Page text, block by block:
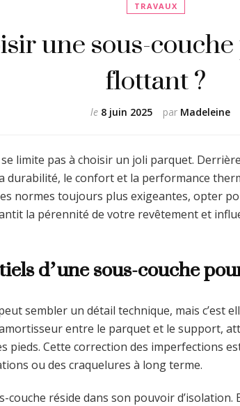
TRAVAUX
une sous-
flottant ?
par Madeleine
le 8 juin 2025
limite pas à choisir un joli parquet.
durabilité, le confort et la performance
normes toujours plus exigeantes, opter
la pérennité de votre revêtement et
d’une sous-couche
sembler un détail technique, mais c’est
entre le parquet et le support,
pieds. Cette correction des imperfections
ou des craquelures à long terme.
réside dans son pouvoir